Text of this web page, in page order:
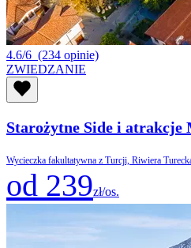
4.6/6 (234 opinie)
ZWIEDZANIE
Starożytne Side i atrakcje
Wycieczka fakultatywna z Turcji, Riwiera
od 239zł/os.